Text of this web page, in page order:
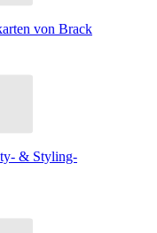
von Brack
& Styling-